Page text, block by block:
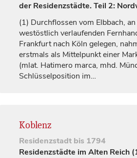
der Residenzstädte. Teil 2:
(1) Durchflossen vom Elbbach,
westöstlich verlaufenden
Frankfurt nach Köln gelegen,
erstmals als Mittelpunkt einer
(mlat. Hatimero marca, mhd.
Schlüsselposition im…
Koblenz
Residenzstadt bis 1794
Residenzstädte im Alten Reich